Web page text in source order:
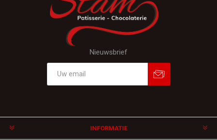
Nieuwsbrief
INFORMATIE